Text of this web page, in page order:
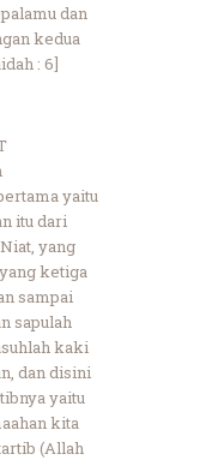
dan
kedua
: 6]
yaitu
itu dari
yang
ketiga
sampai
sapulah
kaki
dan disini
yaitu
kita
(Allah